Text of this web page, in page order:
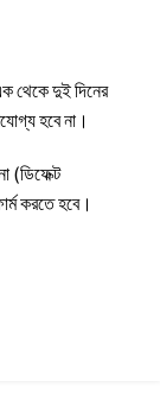
থেকে দুই দিনের
হবে না।
(ডিফেক্ট
করতে হবে।